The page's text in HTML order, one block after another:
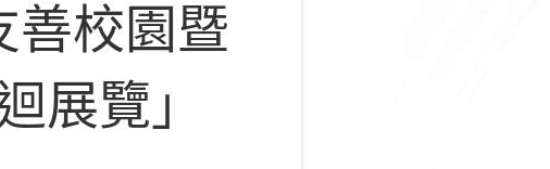
善校園暨
展覽」